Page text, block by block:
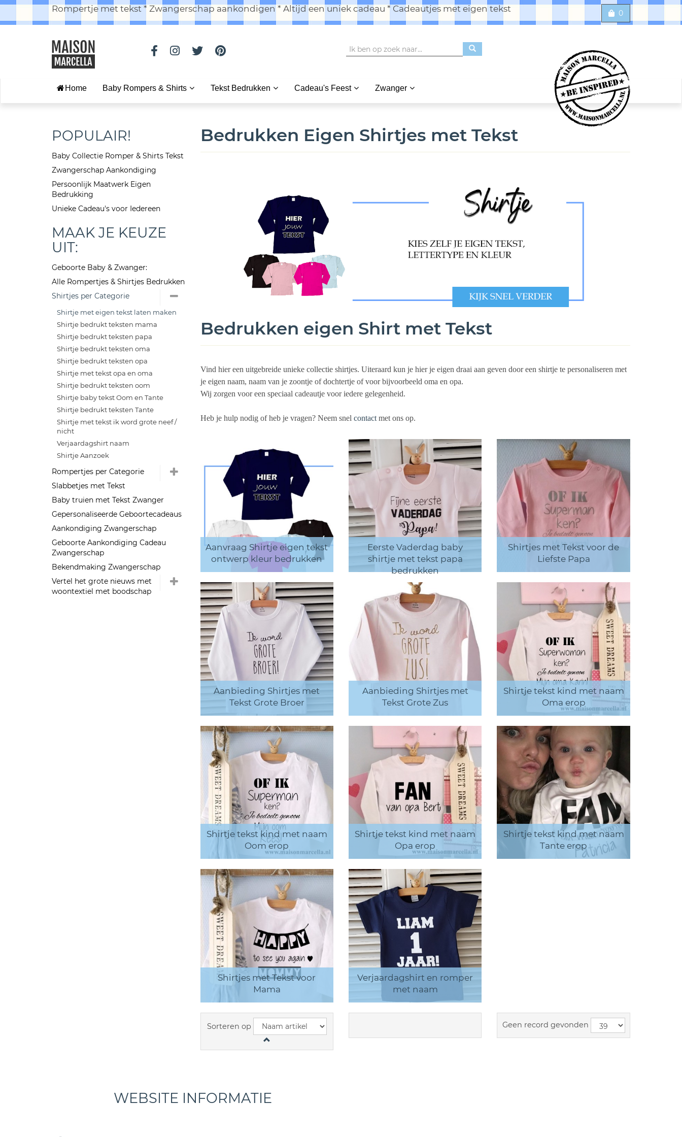
Rompertje met tekst * Zwangerschap aankondigen * Altijd een uniek cadeau * Cadeautjes met eigen tekst 0
Home Baby Rompers & Shirts Tekst Bedrukken Cadeau's Feest Zwanger
Bedrukken Eigen Shirtjes met Tekst
Bedrukken eigen Shirt met Tekst
Vind hier een uitgebreide unieke collectie shirtjes. Uiteraard kun je hier je eigen draai aan geven door een shirtje te personaliseren met
je eigen naam, naam van je zoontje of dochtertje of voor bijvoorbeeld oma en opa.
Wij zorgen voor een speciaal cadeautje voor iedere gelegenheid.
Heb je hulp nodig of heb je vragen? Neem snel contact met ons op.
Aanvraag Shirtje eigen tekst
ontwerp kleur bedrukken
Eerste Vaderdag baby
shirtje met tekst papa
bedrukken
Shirtjes met Tekst voor de
Liefste Papa
Aanbieding Shirtjes met
Tekst Grote Broer
Aanbieding Shirtjes met
Tekst Grote Zus
Shirtje tekst kind met naam
Oma erop
Shirtje tekst kind met naam
Oom erop
Shirtje tekst kind met naam
Opa erop
Shirtje tekst kind met naam
Tante erop
Shirtjes met Tekst voor
Mama
Verjaardagshirt en romper
met naam
Sorteren op Geen record gevonden
POPULAIR!
Baby Collectie Romper & Shirts Tekst
Zwangerschap Aankondiging
Persoonlijk Maatwerk Eigen
Bedrukking
Unieke Cadeau's voor Iedereen
MAAK JE KEUZE
UIT:
Geboorte Baby & Zwanger:
Alle Rompertjes & Shirtjes Bedrukken
Shirtjes per Categorie
Shirtje met eigen tekst laten maken
Shirtje bedrukt teksten mama
Shirtje bedrukt teksten papa
Shirtje bedrukt teksten oma
Shirtje bedrukt teksten opa
Shirtje met tekst opa en oma
Shirtje bedrukt teksten oom
Shirtje baby tekst Oom en Tante
Shirtje bedrukt teksten Tante
Shirtje met tekst ik word grote neef /
nicht
Verjaardagshirt naam
Shirtje Aanzoek
Rompertjes per Categorie
Slabbetjes met Tekst
Baby truien met Tekst Zwanger
Gepersonaliseerde Geboortecadeaus
Aankondiging Zwangerschap
Geboorte Aankondiging Cadeau
Zwangerschap
Bekendmaking Zwangerschap
Vertel het grote nieuws met
woontextiel met boodschap
WEBSITE INFORMATIE